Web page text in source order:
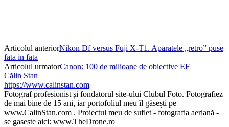
Articolul anteriorNikon Df versus Fuji X-T1. Aparatele „retro” puse
fata in fata
Articolul urmatorCanon: 100 de milioane de obiective EF
Călin Stan
https://www.calinstan.com
Fotograf profesionist și fondatorul site-ului Clubul Foto. Fotografiez
de mai bine de 15 ani, iar portofoliul meu îl găsești pe
www.CalinStan.com . Proiectul meu de suflet - fotografia aeriană -
se gasește aici: www.TheDrone.ro